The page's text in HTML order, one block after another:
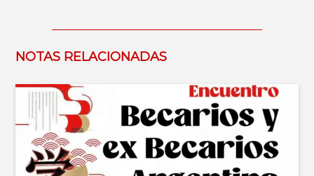
NOTAS RELACIONADAS